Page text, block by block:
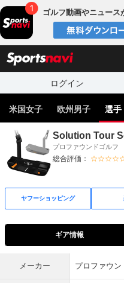
ゴルフ動画やニュース
ログイン
米国女子 欧州男子 選手
Solution Tour
プロファウンドゴルフ
総合評価：
ヤフーショッピング
ギア情報
メーカー プロファウン